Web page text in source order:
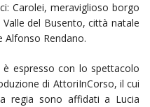
Carolei, meraviglioso borgo
del Busento, città natale
Alfonso Rendano.
espresso con lo spettacolo
di AttoriInCorso, il cui
regia sono affidati a Lucia